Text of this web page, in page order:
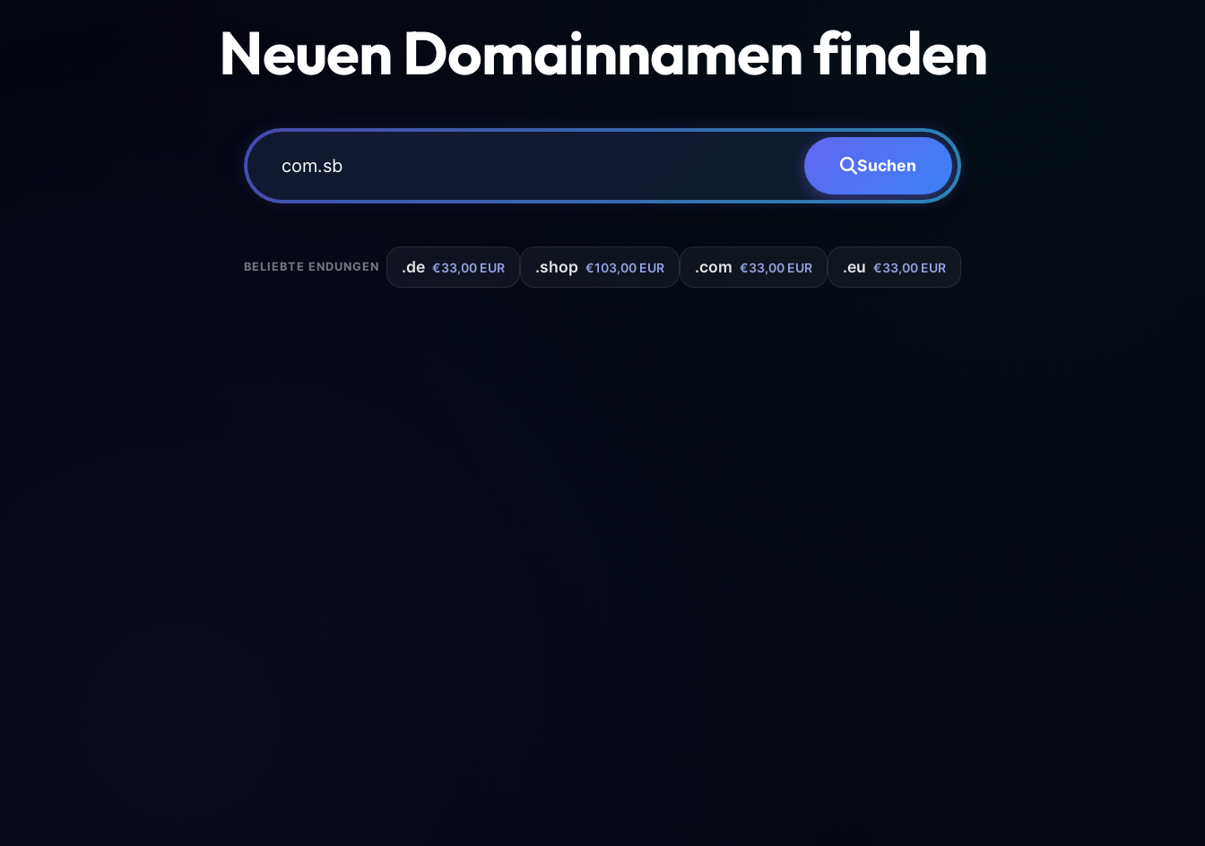
Neuen Domainnamen finden
Suchen
BELIEBTE ENDUNGEN .de €33,00 EUR .shop €103,00 EUR .com €33,00 EUR .eu €33,00 EUR